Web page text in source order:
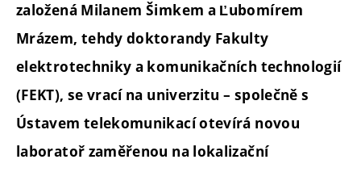
založená Milanem Šimkem a Ľubomírem
Mrázem, tehdy doktorandy Fakulty
elektrotechniky a komunikačních technologií
(FEKT), se vrací na univerzitu – společně s
Ústavem telekomunikací otevírá novou
laboratoř zaměřenou na lokalizační